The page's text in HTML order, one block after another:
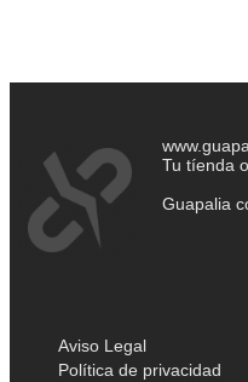
Tu tíenda
Guapalia
Aviso Legal
Política de privacidad